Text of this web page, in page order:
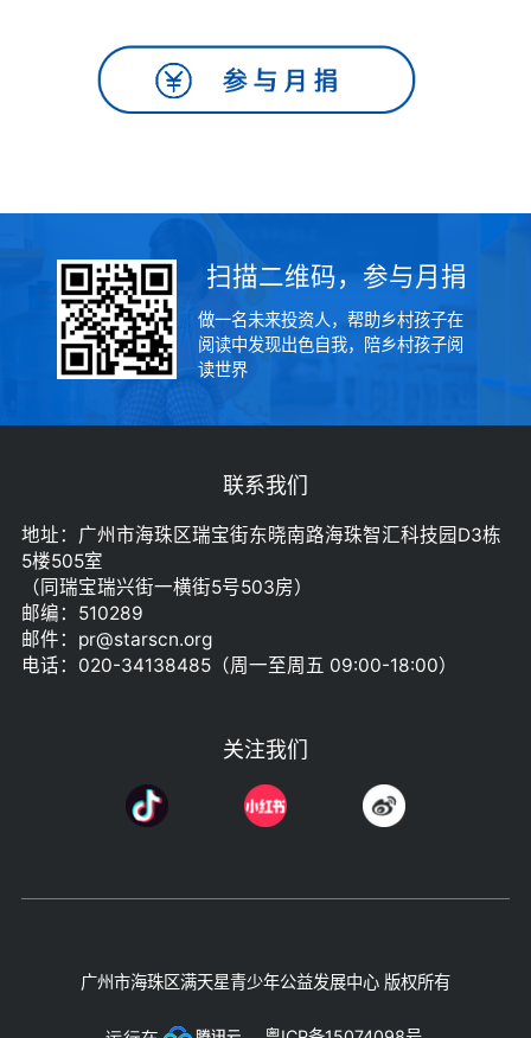
扫描二维码，参与月捐
做一名未来投资人，帮助乡村孩子在
阅读中发现出色自我，陪乡村孩子阅
读世界
联系我们
地址：广州市海珠区瑞宝街东晓南路海珠智汇科技园D3栋
5楼505室
（同瑞宝瑞兴街一横街5号503房）
邮编：510289
邮件：pr@starscn.org
电话：020-34138485（周一至周五 09:00-18:00）
关注我们
广州市海珠区满天星青少年公益发展中心 版权所有